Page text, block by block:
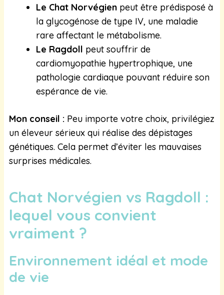
Le Chat Norvégien peut être prédisposé à
la glycogénose de type IV, une maladie
rare affectant le métabolisme.
Le Ragdoll peut souffrir de
cardiomyopathie hypertrophique, une
pathologie cardiaque pouvant réduire son
espérance de vie.
Mon conseil : Peu importe votre choix, privilégiez
un éleveur sérieux qui réalise des dépistages
génétiques. Cela permet d’éviter les mauvaises
surprises médicales.
Chat Norvégien vs Ragdoll :
lequel vous convient
vraiment ?
Environnement idéal et mode
de vie